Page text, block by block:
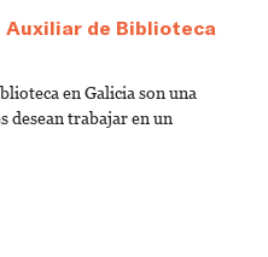
Auxiliar de Biblioteca
en Galicia son una
desean trabajar en un